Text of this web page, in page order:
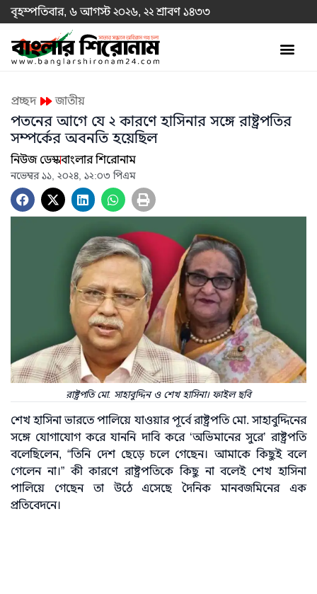
বৃহস্পতিবার, ৬ আগস্ট ২০২৬, ২২ শ্রাবণ ১৪৩৩
প্রচ্ছদ জাতীয়
পতনের আগে যে ২ কারণে হাসিনার সঙ্গে রাষ্ট্রপতির
সম্পর্কের অবনতি হয়েছিল
নিউজ ডেস্কবাংলার শিরোনাম
নভেম্বর ১১, ২০২৪, ১২:০৩ পিএম
রাষ্ট্রপতি মো. সাহাবুদ্দিন ও শেখ হাসিনা। ফাইল ছবি
শেখ হাসিনা ভারতে পালিয়ে যাওয়ার পূর্বে রাষ্ট্রপতি মো. সাহাবুদ্দিনের
সঙ্গে যোগাযোগ করে যাননি দাবি করে ‘অভিমানের সুরে’ রাষ্ট্রপতি
বলেছিলেন, “তিনি দেশ ছেড়ে চলে গেছেন। আমাকে কিছুই বলে
গেলেন না।” কী কারণে রাষ্ট্রপতিকে কিছু না বলেই শেখ হাসিনা
পালিয়ে গেছেন তা উঠে এসেছে দৈনিক মানবজমিনের এক
প্রতিবেদনে।